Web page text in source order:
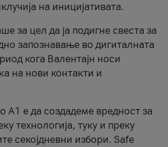
на иницијативата.
за цел да ја подигне свеста за
запознавање во дигиталната
кога Валентајн носи
на нови контакти и
А1 е да создадеме вредност за
технологија, туку и преку
секојдневни избори. Safe